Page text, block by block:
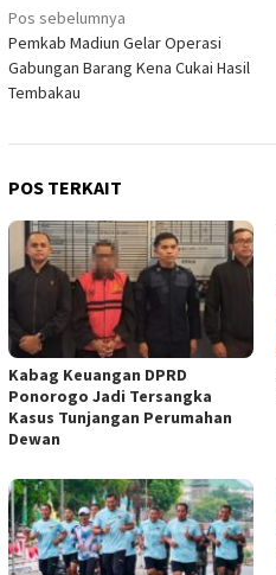
Navigasi
pos
Pos sebelumnya
Pemkab Madiun Gelar Operasi
Gabungan Barang Kena Cukai Hasil
Tembakau
POS TERKAIT
Kabag Keuangan DPRD
Ponorogo Jadi Tersangka
Kasus Tunjangan Perumahan
Dewan